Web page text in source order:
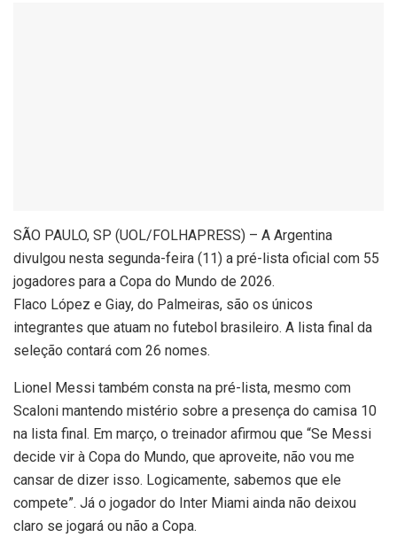
SÃO PAULO, SP (UOL/FOLHAPRESS) – A Argentina
divulgou nesta segunda-feira (11) a pré-lista oficial com 55
jogadores para a Copa do Mundo de 2026.
Flaco López e Giay, do Palmeiras, são os únicos
integrantes que atuam no futebol brasileiro. A lista final da
seleção contará com 26 nomes.
Lionel Messi também consta na pré-lista, mesmo com
Scaloni mantendo mistério sobre a presença do camisa 10
na lista final. Em março, o treinador afirmou que “Se Messi
decide vir à Copa do Mundo, que aproveite, não vou me
cansar de dizer isso. Logicamente, sabemos que ele
compete”. Já o jogador do Inter Miami ainda não deixou
claro se jogará ou não a Copa.